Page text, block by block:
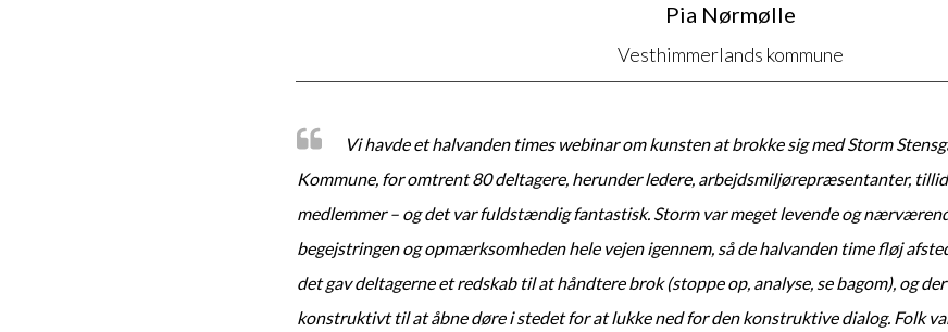
Pia Nørmølle
Vesthimmerlands kommune
Vi havde et halvanden times webinar om kunsten at brokke sig med Storm
Kommune, for omtrent 80 deltagere, herunder ledere, arbejdsmiljørepræsentanter,
medlemmer – og det var fuldstændig fantastisk. Storm var meget levende og
begejstringen og opmærksomheden hele vejen igennem, så de halvanden time fløj
det gav deltagerne et redskab til at håndtere brok (stoppe op, analyse, se bagom), og
konstruktivt til at åbne døre i stedet for at lukke ned for den konstruktive dialog. Folk